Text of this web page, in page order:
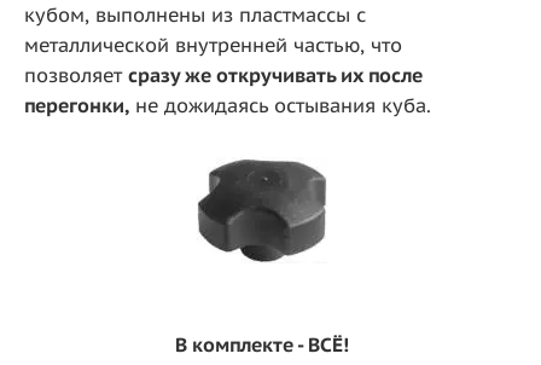
кубом, выполнены из пластмассы с
металлической внутренней частью, что
позволяет сразу же откручивать их после
перегонки, не дожидаясь остывания куба.
В комплекте - ВСЁ!